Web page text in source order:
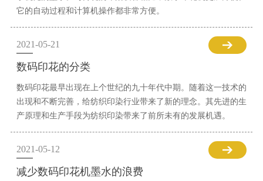
它的自动过程和计算机操作都非常方便。
2021-05-21
数码印花的分类
数码印花最早出现在上个世纪的九十年代中期。随着这一技术的
出现和不断完善，给纺织印染行业带来了新的理念。其先进的生
产原理和生产手段为纺织印染带来了前所未有的发展机遇。
2021-05-12
减少数码印花机墨水的浪费